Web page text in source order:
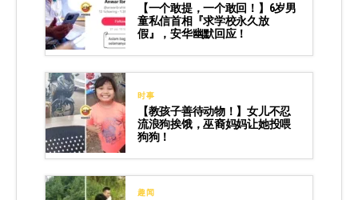
【一个敢提，一个敢回！】6岁男
童私信首相『求学校永久放
假』，安华幽默回应！
时事
【教孩子善待动物！】女儿不忍
流浪狗挨饿，巫裔妈妈让她投喂
狗狗！
趣闻